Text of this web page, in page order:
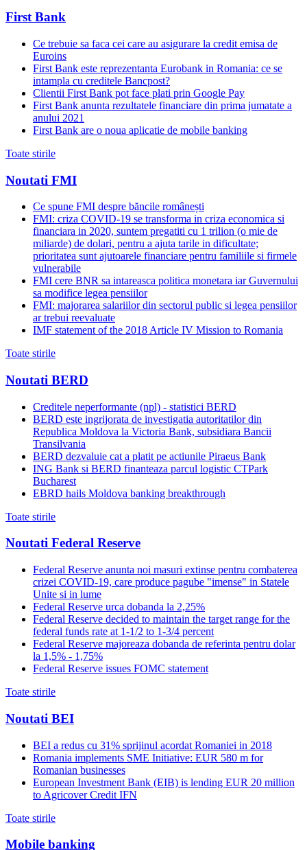
First Bank
Ce trebuie sa faca cei care au asigurare la credit emisa de
Euroins
First Bank este reprezentanta Eurobank in Romania: ce se
intampla cu creditele Bancpost?
Clientii First Bank pot face plati prin Google Pay
First Bank anunta rezultatele financiare din prima jumatate a
anului 2021
First Bank are o noua aplicatie de mobile banking
Toate stirile
Noutati FMI
Ce spune FMI despre băncile românești
FMI: criza COVID-19 se transforma in criza economica si
financiara in 2020, suntem pregatiti cu 1 trilion (o mie de
miliarde) de dolari, pentru a ajuta tarile in dificultate;
prioritatea sunt ajutoarele financiare pentru familiile si firmele
vulnerabile
FMI cere BNR sa intareasca politica monetara iar Guvernului
sa modifice legea pensiilor
FMI: majorarea salariilor din sectorul public si legea pensiilor
ar trebui reevaluate
IMF statement of the 2018 Article IV Mission to Romania
Toate stirile
Noutati BERD
Creditele neperformante (npl) - statistici BERD
BERD este ingrijorata de investigatia autoritatilor din
Republica Moldova la Victoria Bank, subsidiara Bancii
Transilvania
BERD dezvaluie cat a platit pe actiunile Piraeus Bank
ING Bank si BERD finanteaza parcul logistic CTPark
Bucharest
EBRD hails Moldova banking breakthrough
Toate stirile
Noutati Federal Reserve
Federal Reserve anunta noi masuri extinse pentru combaterea
crizei COVID-19, care produce pagube "imense" in Statele
Unite si in lume
Federal Reserve urca dobanda la 2,25%
Federal Reserve decided to maintain the target range for the
federal funds rate at 1-1/2 to 1-3/4 percent
Federal Reserve majoreaza dobanda de referinta pentru dolar
la 1,5% - 1,75%
Federal Reserve issues FOMC statement
Toate stirile
Noutati BEI
BEI a redus cu 31% sprijinul acordat Romaniei in 2018
Romania implements SME Initiative: EUR 580 m for
Romanian businesses
European Investment Bank (EIB) is lending EUR 20 million
to Agricover Credit IFN
Toate stirile
Mobile banking